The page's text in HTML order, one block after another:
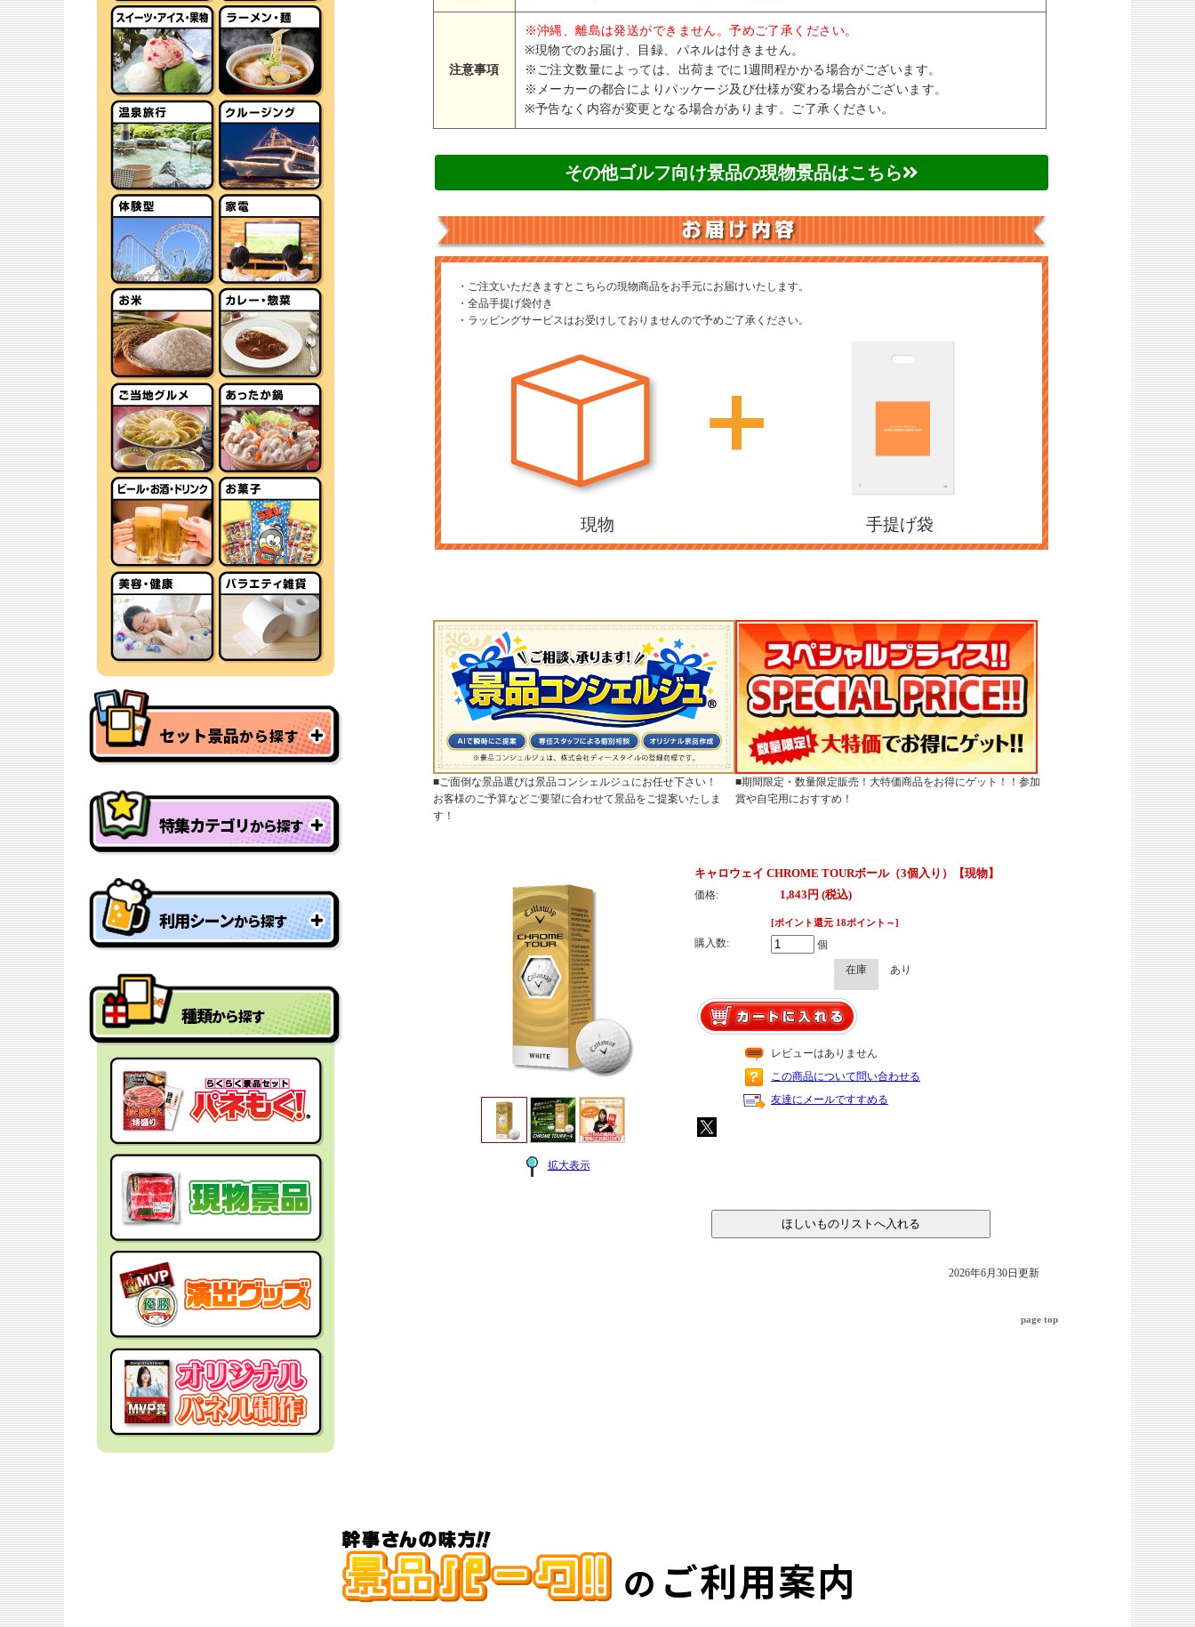
セット景品から探す
特集カテゴリから探す
型抜きパネル景品
一年分景品
参加賞・残念賞
スペシャルプライス
迷った時にはコレ！
盛り上げたい時はコレ！
面白・変わった景品
金運アップ！？景品
男性向け景品
女性向け景品
利用シーンから探す
ゴルフコンペの景品
ビンゴ景品
宴会の景品
社内表彰の景品
社内イベントの景品
福利厚生・インセンティブ
結婚式の景品
忘年会の景品
種類から探す
注意事項
※沖縄、離島は発送ができません。予めご了承ください。
※現物でのお届け、目録、パネルは付きません。
※ご注文数量によっては、出荷までに1週間程かかる場合がございます。
※メーカーの都合によりパッケージ及び仕様が変わる場合がございます。
※予告なく内容が変更となる場合があります。ご了承ください。
その他ゴルフ向け景品の現物景品はこちら
・ご注文いただきますとこちらの現物商品をお手元にお届けいたします。
・全品手提げ袋付き
・ラッピングサービスはお受けしておりませんので予めご了承ください。
現物 手提げ袋
■ご面倒な景品選びは景品コンシェルジュにお任せ下さい！
お客様のご予算などご要望に合わせて景品をご提案いたしま
す！
■期間限定・数量限定販売！大特価商品をお得にゲット！！参加
賞や自宅用におすすめ！
拡大表示
キャロウェイ CHROME TOURボール（3個入り）【現物】
価格: 1,843円 (税込)
[ポイント還元 18ポイント～]
購入数:
個
在庫
あり
レビューはありません
この商品について問い合わせる
友達にメールですすめる
2026年6月30日更新
page top
の ご利用案内